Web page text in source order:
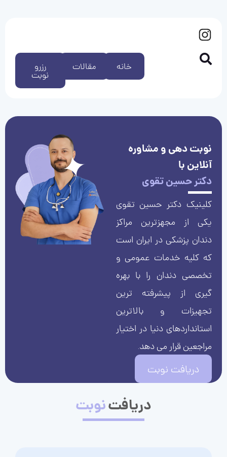
رزرو
نوبت
مقالات خانه
نوبت دهی و مشاوره
آنلاین با
دکتر حسین تقوی
کلینیک دکتر حسین تقوی
یکی از مجهزترین مراکز
دندان پزشکی در ایران است
که کلیه خدمات عمومی و
تخصصی دندان را با بهره
گیری از پیشرفته ترین
تجهیزات و بالاترین
استانداردهای دنیا در اختیار
مراجعین قرار می دهد.
دریافت نوبت
دریافتنوبت